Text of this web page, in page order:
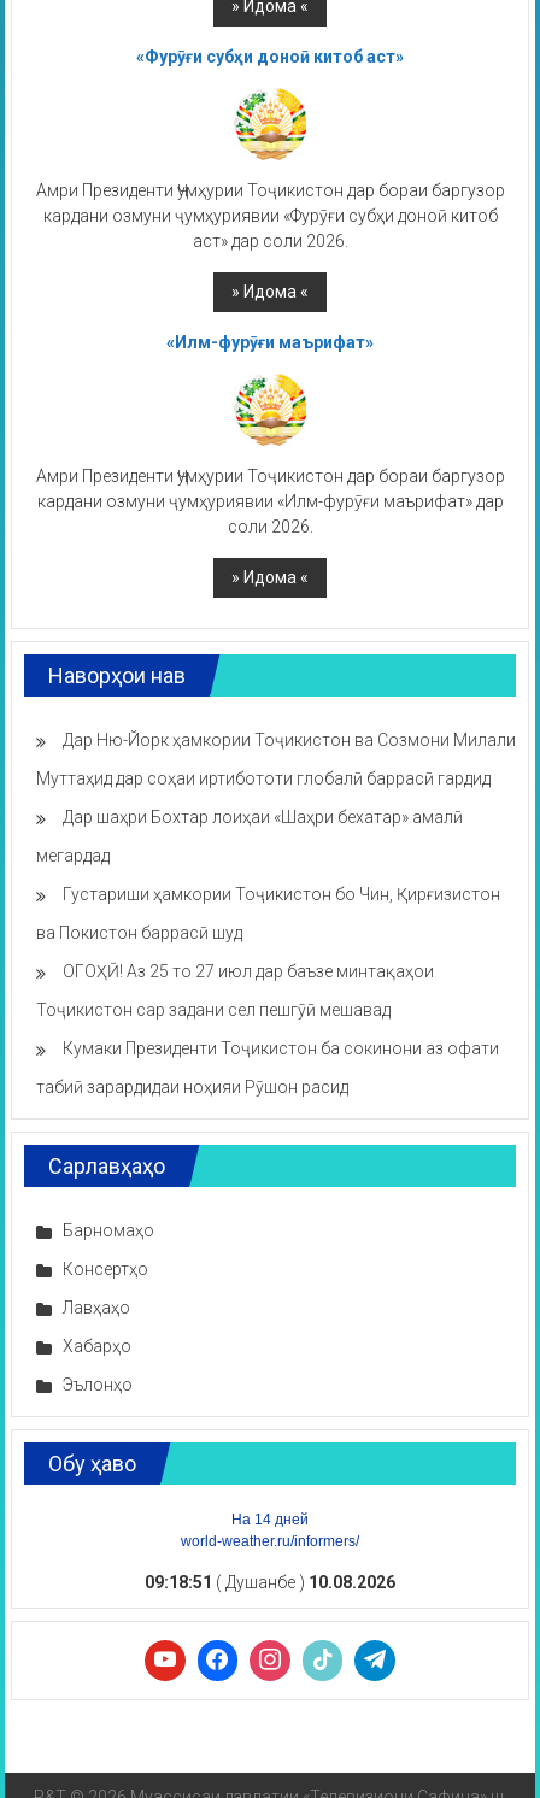
«Фурӯғи субҳи доноӣ китоб аст»
Амри Президенти Ҷумҳурии Тоҷикистон дар бораи баргузор
кардани озмуни ҷумҳуриявии «Фурӯғи субҳи доноӣ китоб
аст» дар соли 2026.
«Илм-фурӯғи маърифат»
Амри Президенти Ҷумҳурии Тоҷикистон дар бораи баргузор
кардани озмуни ҷумҳуриявии «Илм-фурӯғи маърифат» дар
соли 2026.
Наворҳои нав
Дар Ню-Йорк ҳамкории Тоҷикистон ва Созмони Милали
Муттаҳид дар соҳаи иртибототи глобалӣ баррасӣ гардид
Дар шаҳри Бохтар лоиҳаи «Шаҳри бехатар» амалӣ
мегардад
Густариши ҳамкории Тоҷикистон бо Чин, Қирғизистон
ва Покистон баррасӣ шуд
ОГОҲӢ! Аз 25 то 27 июл дар баъзе минтақаҳои
Тоҷикистон сар задани сел пешгӯӣ мешавад
Кумаки Президенти Тоҷикистон ба сокинони аз офати
табиӣ зарардидаи ноҳияи Рӯшон расид
Сарлавҳаҳо
Барномаҳо
Консертҳо
Лавҳаҳо
Хабарҳо
Эълонҳо
Обу ҳаво
На 14 дней
world-weather.ru/informers/
09:18:52 ( Душанбе ) 10.08.2026